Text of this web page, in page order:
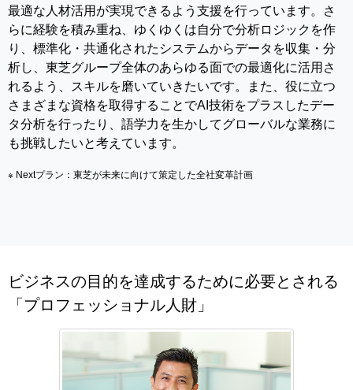
最適な人材活用が実現できるよう支援を行っています。さ
らに経験を積み重ね、ゆくゆくは自分で分析ロジックを作
り、標準化・共通化されたシステムからデータを収集・分
析し、東芝グループ全体のあらゆる面での最適化に活用さ
れるよう、スキルを磨いていきたいです。また、役に立つ
さまざまな資格を取得することでAI技術をプラスしたデー
タ分析を行ったり、語学力を生かしてグローバルな業務に
も挑戦したいと考えています。
※ Nextプラン：東芝が未来に向けて策定した全社変革計画
ビジネスの目的を達成するために必要とされる
「プロフェッショナル人財」